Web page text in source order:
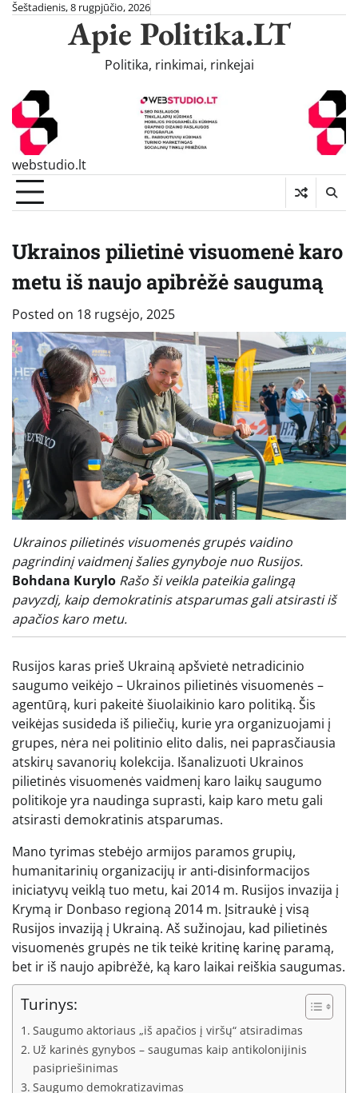
SkipŠeštadienis, 8 rugpjūčio, 2026
Apie Politika.LT
Politika, rinkimai, rinkejai
webstudio.lt
Ukrainos pilietinė visuomenė karo
metu iš naujo apibrėžė saugumą
Posted on 18 rugsėjo, 2025
Ukrainos pilietinės visuomenės grupės vaidino
pagrindinį vaidmenį šalies gynyboje nuo Rusijos.
Bohdana Kurylo Rašo ši veikla pateikia galingą
pavyzdį, kaip demokratinis atsparumas gali atsirasti iš
apačios karo metu.
Rusijos karas prieš Ukrainą apšvietė netradicinio
saugumo veikėjo – Ukrainos pilietinės visuomenės –
agentūrą, kuri pakeitė šiuolaikinio karo politiką. Šis
veikėjas susideda iš piliečių, kurie yra organizuojami į
grupes, nėra nei politinio elito dalis, nei paprasčiausia
atskirų savanorių kolekcija. Išanalizuoti Ukrainos
pilietinės visuomenės vaidmenį karo laikų saugumo
politikoje yra naudinga suprasti, kaip karo metu gali
atsirasti demokratinis atsparumas.
Mano tyrimas stebėjo armijos paramos grupių,
humanitarinių organizacijų ir anti-disinformacijos
iniciatyvų veiklą tuo metu, kai 2014 m. Rusijos invazija į
Krymą ir Donbaso regioną 2014 m. Įsitraukė į visą
Rusijos invaziją į Ukrainą. Aš sužinojau, kad pilietinės
visuomenės grupės ne tik teikė kritinę karinę paramą,
bet ir iš naujo apibrėžė, ką karo laikai reiškia saugumas.
Turinys:
Saugumo aktoriaus „iš apačios į viršų“ atsiradimas
Už karinės gynybos – saugumas kaip antikolonijinis
pasipriešinimas
Saugumo demokratizavimas